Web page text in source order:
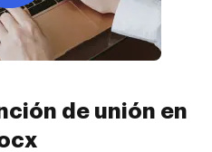
de unión en